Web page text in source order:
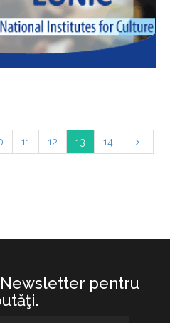
11 12 13 14
pentru